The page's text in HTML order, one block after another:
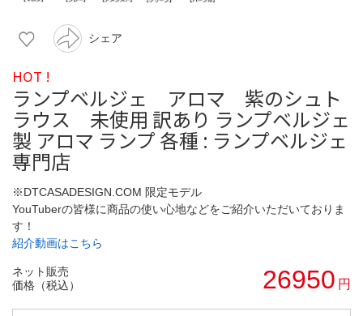
シェア
HOT !
ランプベルジェ アロマ 紫のシュト
ラウス 未使用 訳あり ランプベルジェ
製 アロマ ランプ 各種 : ランプベルジェ
専門店
※DTCASADESIGN.COM 限定モデル
YouTuberの皆様に商品の使い心地などをご紹介いただいておりま
す！
紹介動画はこちら
ネット販売
価格（税込）
26950 円